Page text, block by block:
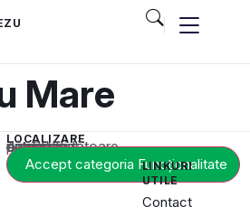
Mare
LOCALIZARE
Acest conținut este blocat până când acceptați categoria corespunzătoare de cookie-uri.
Accept categoria Funcționalitate
LINKURI
UTILE
Contact